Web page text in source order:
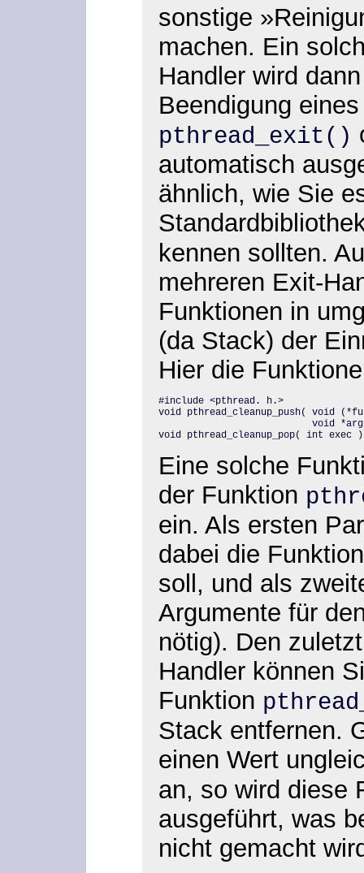
sonstige
machen. Ein
Handler wird
Beendigung
pthread_exit()
automatisch
ähnlich, wie Sie
kennen sollten.
mehreren Exit-
Funktionen in
(da Stack) der
Hier die
#include <pthread. h.>
void pthread_cleanup_push( void
void *arg
void pthread_cleanup_pop( int exec
Eine solche
der Funktion
ein. Als ersten
dabei die
soll, und als
Argumente für
nötig). Den
Handler können
Funktion
Stack entfernen.
einen Wert
an, so wird diese
ausgeführt, was
nicht gemacht